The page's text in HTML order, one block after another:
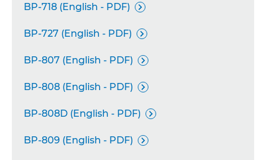
BP-718 (English - PDF) 
BP-727 (English - PDF) 
BP-807 (English - PDF) 
BP-808 (English - PDF) 
BP-808D (English - PDF) 
BP-809 (English - PDF) 